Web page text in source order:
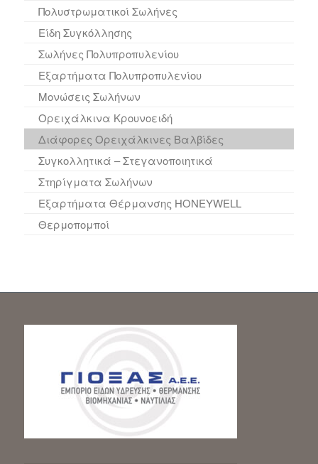
Πολυστρωματικοί Σωλήνες
Είδη Συγκόλλησης
Σωλήνες Πολυπροπυλενίου
Εξαρτήματα Πολυπροπυλενίου
Μονώσεις Σωλήνων
Ορειχάλκινα Κρουνοειδή
Διάφορες Ορειχάλκινες Βαλβίδες
Συγκολλητικά – Στεγανοποιητικά
Στηρίγματα Σωλήνων
Εξαρτήματα Θέρμανσης HONEYWELL
Θερμοπομποί